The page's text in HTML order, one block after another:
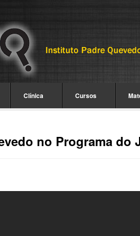
Clínica Cursos
no Programa do